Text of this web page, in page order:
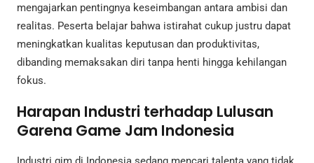
mengajarkan pentingnya keseimbangan antara ambisi dan
realitas. Peserta belajar bahwa istirahat cukup justru dapat
meningkatkan kualitas keputusan dan produktivitas,
dibanding memaksakan diri tanpa henti hingga kehilangan
fokus.
Harapan Industri terhadap Lulusan
Garena Game Jam Indonesia